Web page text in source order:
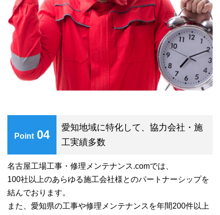
Point 04
愛知地域に特化して、協力会社・施
工実績多数
名古屋工場工事・修理メンテナンス.comでは、
100社以上のあらゆる施工会社様とのパートナーシップを
結んでおります。
また、愛知県の工事や修理メンテナンスを年間200件以上